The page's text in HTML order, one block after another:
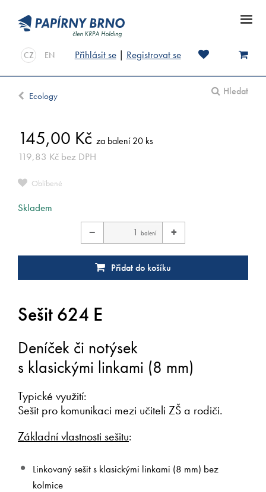
CZ EN Přihlásit se | Registrovat se
Hledat
Ecology
145,00 Kč za balení 20 ks
119,83 Kč bez DPH
Oblíbené
Skladem
− balení +
Přidat do košíku
Sešit 624 E
Deníček či notýsek
s klasickými linkami (8 mm)
Typické využití:
Sešit pro komunikaci mezi učiteli ZŠ a rodiči.
Základní vlastnosti sešitu:
Linkovaný sešit s klasickými linkami (8 mm) bez
kolmice